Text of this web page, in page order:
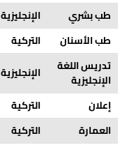
طب بشري
الإنجليزية
طب الأسنان
التركية
تدريس اللغة
الإنجليزية
الإنجليزية
إعلان
التركية
العمارة
التركية